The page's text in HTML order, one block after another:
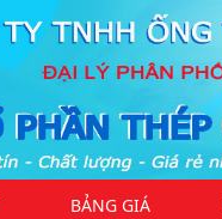
BẢNG GIÁ